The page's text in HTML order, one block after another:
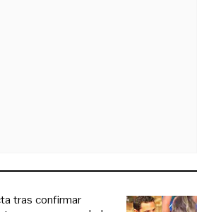
tras confirmar